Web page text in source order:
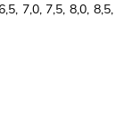
7,0, 7,5, 8,0, 8,5,